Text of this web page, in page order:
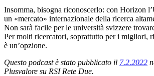
Insomma, bisogna riconoscerlo: con Horizon
un «mercato» internazionale della ricerca
Non sarà facile per le università svizzere
Per molti ricercatori, soprattutto per i migliori,
è un’opzione.
Questo podcast è stato pubblicato il 7.2.2022
Plusvalore su RSI Rete Due.